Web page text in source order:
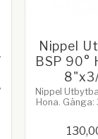
Nippel
BSP 90°
Nippel
Hona.